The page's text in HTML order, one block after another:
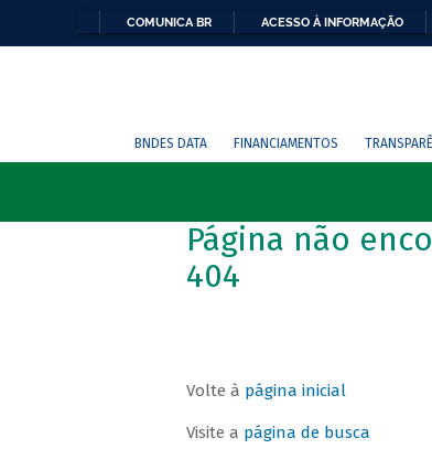
COMUNICA BR ACESSO À INFORMAÇÃO
BNDES DATA FINANCIAMENTOS
Página não
404
Volte à página inicial
Visite a página de busca